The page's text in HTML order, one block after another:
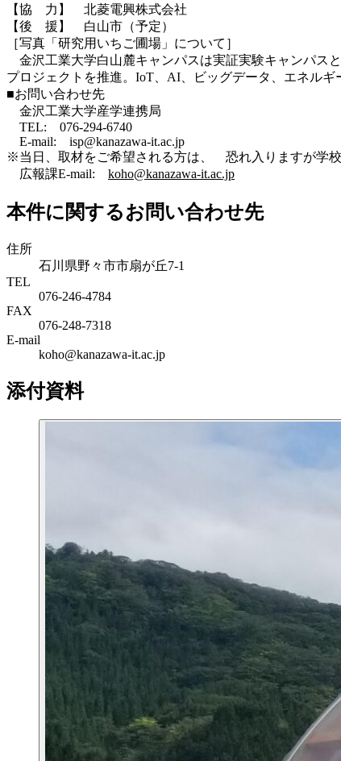
【協 力】 北菱電興株式会社
【後 援】 白山市（予定）
［写真「研究用いちご圃場」について］
金沢工業大学白山麓キャンパスは実証実験キャンパス
プロジェクトを推進。IoT、AI、ビッグデータ、エネル
■お問い合わせ先
金沢工業大学産学連携局
TEL: 076-294-6740
E-mail: isp@kanazawa-it.ac.jp
※当日、取材をご希望される方は、 恐れ入りますが学校
広報課E-mail: koho@kanazawa-it.ac.jp
本件に関するお問い合わせ先
住所
石川県野々市市扇が丘7-1
TEL
076-246-4784
FAX
076-248-7318
E-mail
koho@kanazawa-it.ac.jp
添付資料